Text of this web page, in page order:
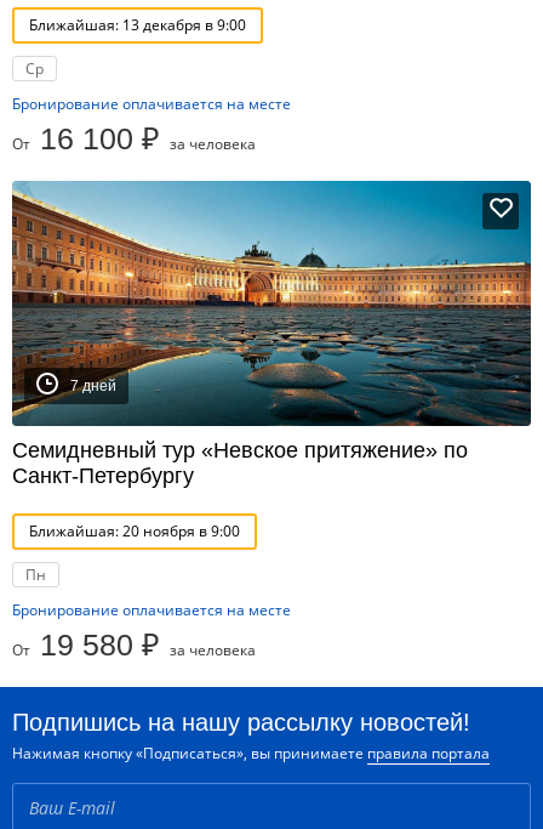
Ближайшая: 13 декабря в 9:00
Ср
Бронирование оплачивается на месте
От 16 100 ₽ за человека
7 дней
Семидневный тур «Невское притяжение» по
Санкт-Петербургу
Ближайшая: 20 ноября в 9:00
Пн
Бронирование оплачивается на месте
От 19 580 ₽ за человека
Подпишись на нашу рассылку новостей!
Нажимая кнопку «Подписаться», вы принимаете правила портала